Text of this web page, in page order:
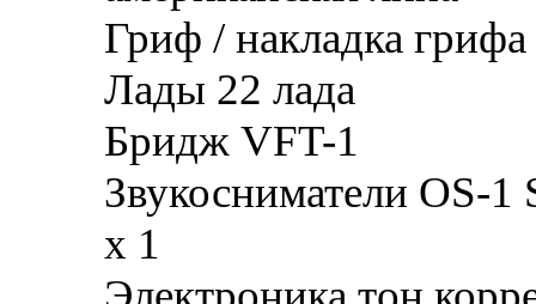
x 1
Электроника тон
5-позиционный
катушки
Фурнитур хром
Цвет корпуса 3 Tone